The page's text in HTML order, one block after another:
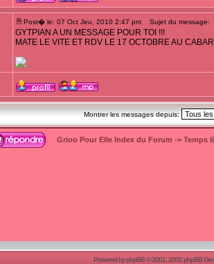
Post� le: 07 Oct Jeu, 2010 2:47 pm Sujet du message:
GYTPIAN A UN MESSAGE POUR TOI !!!
MATE LE VITE ET RDV LE 17 OCTOBRE AU
Montrer les messages depuis:
Grioo Pour Elle Index du Forum -> Temps
Powered byphpBB© 2001, 2002 phpBB